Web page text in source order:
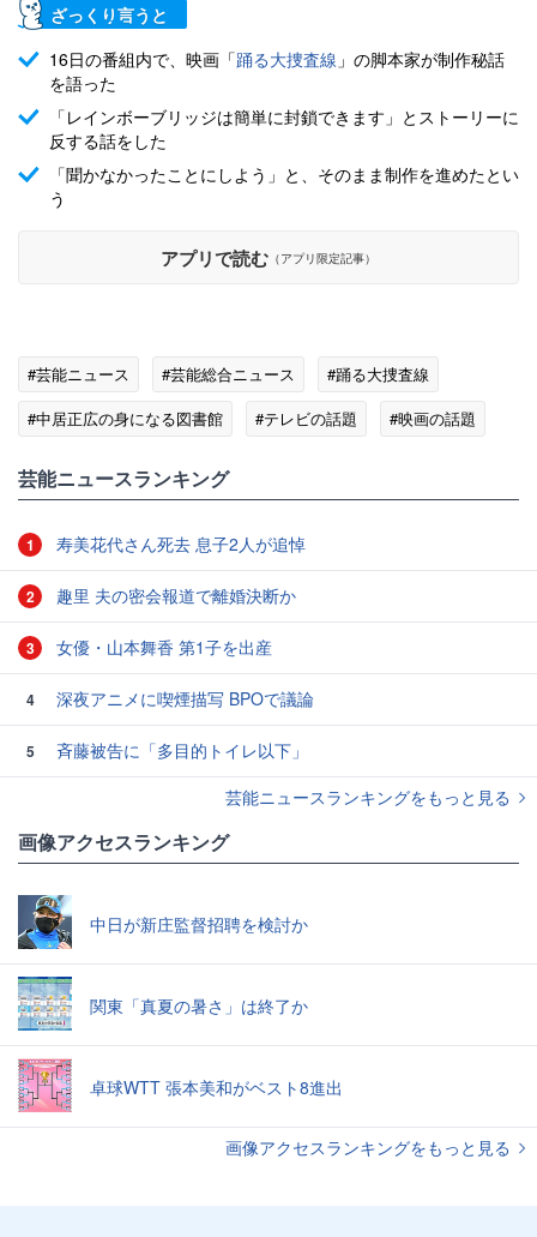
ざっくり言うと
16日の番組内で、映画「踊る大捜査線 」の脚本家が制作秘話
を語った
「レインボーブリッジは簡単に封鎖できます」とストーリーに
反する話をした
「聞かなかったことにしよう」と、そのまま制作を進めたとい
う
アプリで読む （アプリ限定記事）
#芸能ニュース #芸能総合ニュース
#踊る大捜査線
#中居正広の身になる図書館
#テレビの話題 #映画の話題
芸能ニュースランキング
1 寿美花代さん死去 息子2人が追悼
2 趣里 夫の密会報道で離婚決断か
3 女優・山本舞香 第1子を出産
4 深夜アニメに喫煙描写 BPOで議論
5
斉藤被告に「多目的トイレ以下」
芸能ニュースランキングをもっと見る
画像アクセスランキング
中日が新庄監督招聘を検討か
関東「真夏の暑さ」は終了か
卓球WTT 張本美和がベスト8進出
画像アクセスランキングをもっと見る